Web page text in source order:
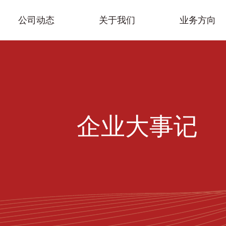
公司动态 关于我们 业务方向
企业大事记